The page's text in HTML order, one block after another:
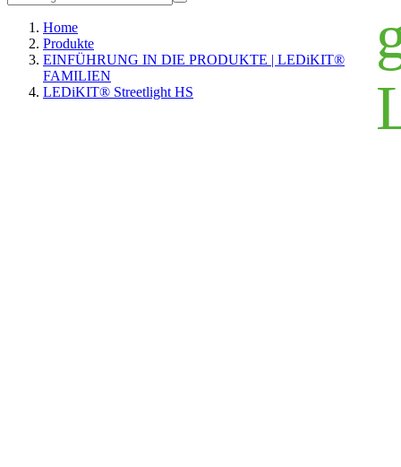
Home
Produkte
EINFÜHRUNG IN DIE PRODUKTE | LEDiKIT®
FAMILIEN
LEDiKIT® Streetlight HS